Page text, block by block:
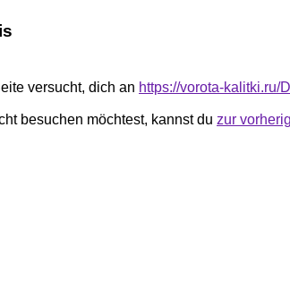
versucht, dich an https://vorota-kalitki.ru/
besuchen möchtest, kannst du zur